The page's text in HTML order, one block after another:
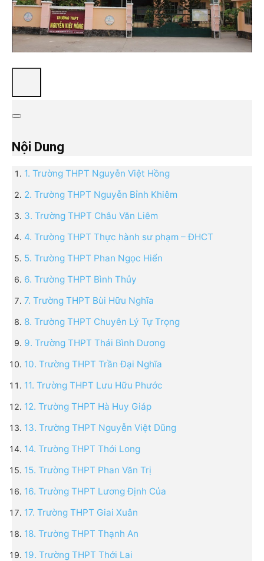
Nội Dung
1. Trường THPT Nguyễn Việt Hồng
2. Trường THPT Nguyễn Bỉnh Khiêm
3. Trường THPT Châu Văn Liêm
4. Trường THPT Thực hành sư phạm – ĐHCT
5. Trường THPT Phan Ngọc Hiển
6. Trường THPT Bình Thủy
7. Trường THPT Bùi Hữu Nghĩa
8. Trường THPT Chuyên Lý Tự Trọng
9. Trường THPT Thái Bình Dương
10. Trường THPT Trần Đại Nghĩa
11. Trường THPT Lưu Hữu Phước
12. Trường THPT Hà Huy Giáp
13. Trường THPT Nguyễn Việt Dũng
14. Trường THPT Thới Long
15. Trường THPT Phan Văn Trị
16. Trường THPT Lương Định Của
17. Trường THPT Giai Xuân
18. Trường THPT Thạnh An
19. Trường THPT Thới Lai